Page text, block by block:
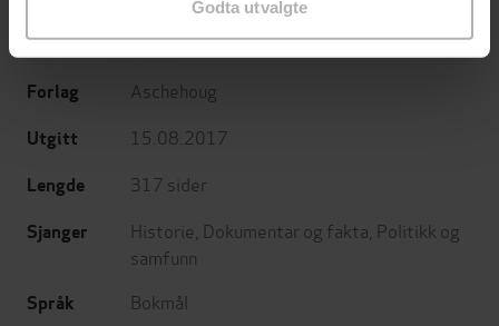
Godta utvalgte
Herman Willis(forfatter),
(illustratør)
Forlag Aschehoug
Utgitt 15.08.2017
Lengde 317 sider
Sjanger Historie Dokumentar og fakta Politikk og
samfunn
Språk Bokmål